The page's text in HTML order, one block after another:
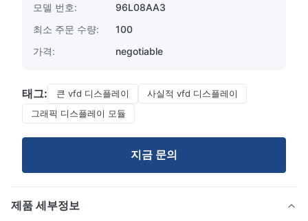
모델 번호:
96L08AA3
최소 주문 수량:
100
가격:
negotiable
태그: 큰 vfd 디스플레이
사실적 vfd 디스플레이
그래픽 디스플레이 모듈
지금 문의
제품 세부정보